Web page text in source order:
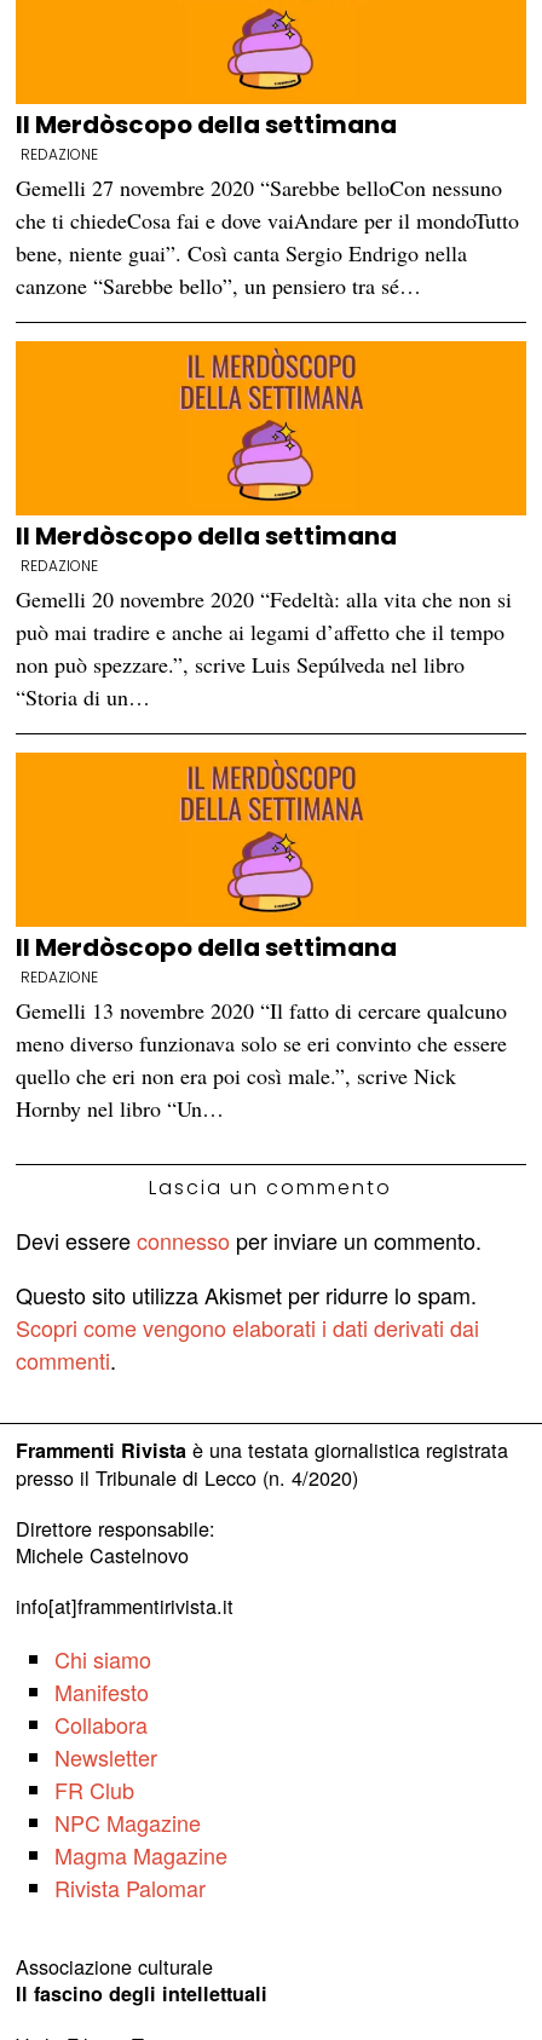
Il Merdòscopo della settimana
REDAZIONE
Gemelli 27 novembre 2020 “Sarebbe belloCon nessuno
che ti chiedeCosa fai e dove vaiAndare per il mondoTutto
bene, niente guai”. Così canta Sergio Endrigo nella
canzone “Sarebbe bello”, un pensiero tra sé…
Il Merdòscopo della settimana
REDAZIONE
Gemelli 20 novembre 2020 “Fedeltà: alla vita che non si
può mai tradire e anche ai legami d’affetto che il tempo
non può spezzare.”, scrive Luis Sepúlveda nel libro
“Storia di un…
Il Merdòscopo della settimana
REDAZIONE
Gemelli 13 novembre 2020 “Il fatto di cercare qualcuno
meno diverso funzionava solo se eri convinto che essere
quello che eri non era poi così male.”, scrive Nick
Hornby nel libro “Un…
Lascia un commento
Devi essereconnesso per inviare un commento.
Questo sito utilizza Akismet per ridurre lo spam.
Scopri come vengono elaborati i dati derivati dai
commenti.
Frammenti Rivistaè una testata giornalistica registrata
presso il Tribunale di Lecco (n. 4/2020)
Direttore responsabile:
Michele Castelnovo
info[at]frammentirivista.it
Chi siamo
Manifesto
Collabora
Newsletter
FR Club
NPC Magazine
Magma Magazine
Rivista Palomar
Associazione culturale
Il fascino degli intellettuali